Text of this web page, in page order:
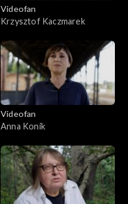
Videofan
Krzysztof Kaczmarek
Videofan
Anna Konik